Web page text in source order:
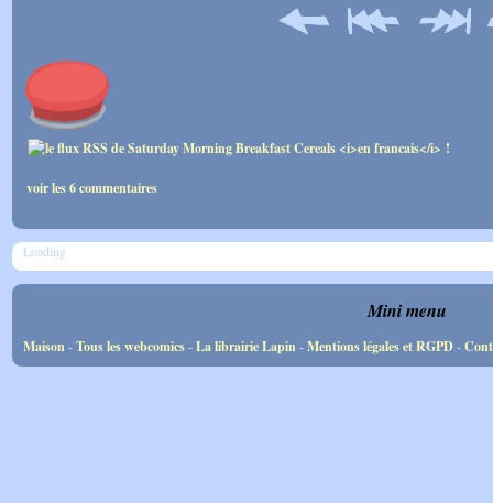
voir les 6 commentaires
Loading
Mini menu
Maison-Tous les webcomics-La librairie Lapin-Mentions légales et RGPD-